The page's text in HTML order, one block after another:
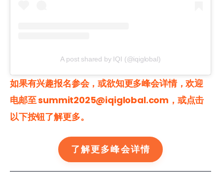
A post shared by IQI (@iqiglobal)
如果有兴趣报名参会，或欲知更多峰会详情，欢迎
电邮至 summit2025@iqiglobal.com，或点击
以下按钮了解更多。
了解更多峰会详情